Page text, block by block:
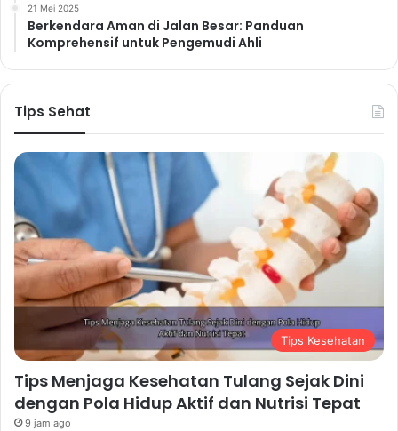
21 Mei 2025
Berkendara Aman di Jalan Besar: Panduan
Komprehensif untuk Pengemudi Ahli
Tips Sehat
Tips Kesehatan
Tips Menjaga Kesehatan Tulang Sejak Dini
dengan Pola Hidup Aktif dan Nutrisi Tepat
9 jam ago